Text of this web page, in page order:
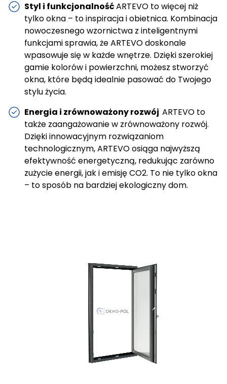
Styl i funkcjonalnośćARTEVO to więcej niż
tylko okna – to inspiracja i obietnica. Kombinacja
nowoczesnego wzornictwa z inteligentnymi
funkcjami sprawia, że ARTEVO doskonale
wpasowuje się w każde wnętrze. Dzięki szerokiej
gamie kolorów i powierzchni, możesz stworzyć
okna, które będą idealnie pasować do Twojego
stylu życia.
Energia i zrównoważony rozwój ARTEVO to
także zaangażowanie w zrównoważony rozwój.
Dzięki innowacyjnym rozwiązaniom
technologicznym, ARTEVO osiąga najwyższą
efektywność energetyczną, redukując zarówno
zużycie energii, jak i emisję CO2. To nie tylko okna
– to sposób na bardziej ekologiczny dom.